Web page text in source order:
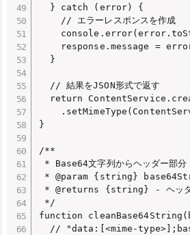
  } catch (error) {
    // エラーレスポンスを作成
response.message =
  }
  // 結果をJSON形式で返す
return
}
/**
* Base64文字列からヘッダー
* @param {string}
* @returns {string} - ヘッダー
*/
function
// "data:[<mime-